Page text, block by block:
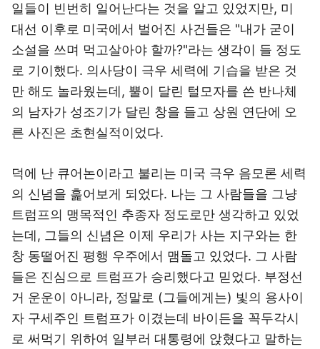
일들이 빈번히 일어난다는 것을 알고 있었지만, 미
대선 이후로 미국에서 벌어진 사건들은 "내가 굳이
소설을 쓰며 먹고살아야 할까?"라는 생각이 들 정도
로 기이했다. 의사당이 극우 세력에 기습을 받은 것
만 해도 놀라웠는데, 뿔이 달린 털모자를 쓴 반나체
의 남자가 성조기가 달린 창을 들고 상원 연단에 오
른 사진은 초현실적이었다.
덕에 난 큐어논이라고 불리는 미국 극우 음모론 세력
의 신념을 훑어보게 되었다. 나는 그 사람들을 그냥
트럼프의 맹목적인 추종자 정도로만 생각하고 있었
는데, 그들의 신념은 이제 우리가 사는 지구와는 한
창 동떨어진 평행 우주에서 맴돌고 있었다. 그 사람
들은 진심으로 트럼프가 승리했다고 믿었다. 부정선
거 운운이 아니라, 정말로 (그들에게는) 빛의 용사이
자 구세주인 트럼프가 이겼는데 바이든을 꼭두각시
로 써먹기 위하여 일부러 대통령에 앉혔다고 말하는